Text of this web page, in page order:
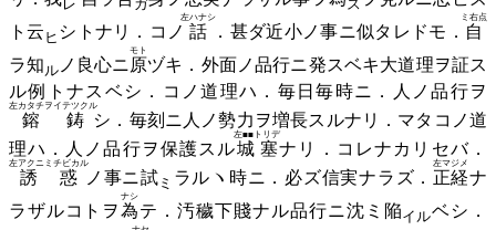
レ ガ ス
ト 云 ヒ シトナリ．コノ 話
左ハナシ
．甚ダ近小ノ事ニ似タレドモ． 自
ミ右点
ラ知ル ノ良心ニ原
モト
ヅキ．外面ノ品行ニ発スベキ大道理ヲ証ス
ル例トナスベシ．コノ道理ハ．毎日毎時ニ．人ノ品行ヲ
鎔鋳
左カタチヲイテツクル
シ．毎刻ニ人ノ勢力ヲ増長スルナリ．マタコノ道
理ハ．人ノ品行ヲ保護スル城塞
左■■トリデ
ナリ．コレナカリセバ．
誘惑
左アクニミチビカル
ノ事ニ試 ミ ラルヽ時ニ．必ズ信実ナラズ． 正経
左マジメ
ナ
ラザルコトヲ為
ナシ
テ．汚穢下賤ナル品行ニ沈ミ 陥イルベシ．